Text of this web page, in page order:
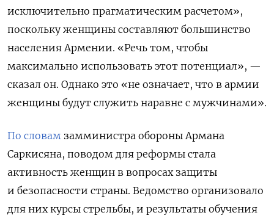
исключительно прагматическим расчетом»,
поскольку женщины составляют большинство
населения Армении. «Речь том, чтобы
максимально использовать этот потенциал», —
сказал он. Однако это «не означает, что в армии
женщины будут служить наравне с мужчинами».
По словам замминистра обороны Армана
Саркисяна, поводом для реформы стала
активность женщин в вопросах защиты
и безопасности страны. Ведомство организовало
для них курсы стрельбы, и результаты обучения